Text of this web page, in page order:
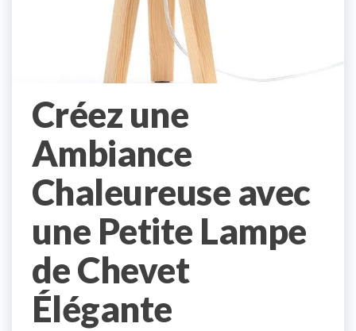
Créez une
Ambiance
Chaleureuse avec
une Petite Lampe
de Chevet
Élégante